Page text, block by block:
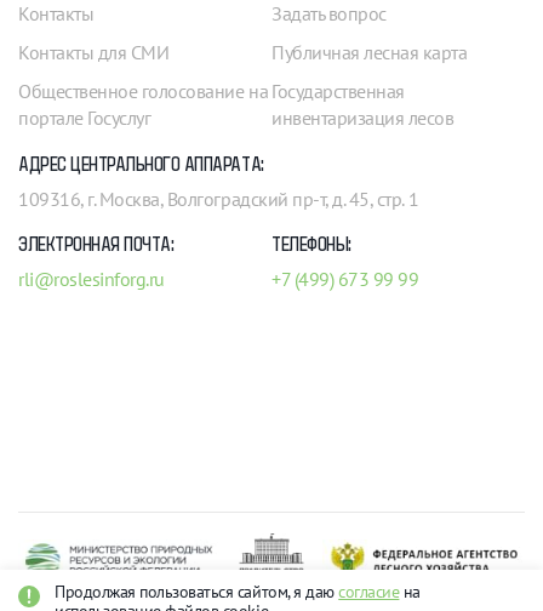
Продолжая пользоваться сайтом, я даюсогласиена
Контакты
Контакты для СМИ
Общественное голосование на
портале Госуслуг
Задать вопрос
Публичная лесная карта
Государственная
инвентаризация лесов
АДРЕС ЦЕНТРАЛЬНОГО АППАРАТА:
109316, г. Москва, Волгоградский пр-т, д. 45, стр. 1
ЭЛЕКТРОННАЯ ПОЧТА:
rli@roslesinforg.ru
ТЕЛЕФОНЫ:
+7 (499) 673 99 99